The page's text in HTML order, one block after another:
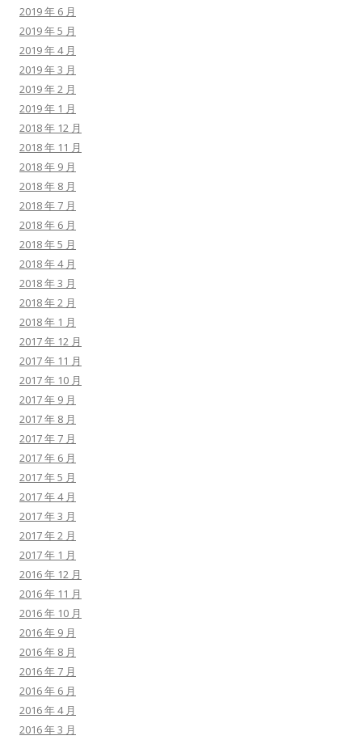
2019 年 6 月
2019 年 5 月
2019 年 4 月
2019 年 3 月
2019 年 2 月
2019 年 1 月
2018 年 12 月
2018 年 11 月
2018 年 9 月
2018 年 8 月
2018 年 7 月
2018 年 6 月
2018 年 5 月
2018 年 4 月
2018 年 3 月
2018 年 2 月
2018 年 1 月
2017 年 12 月
2017 年 11 月
2017 年 10 月
2017 年 9 月
2017 年 8 月
2017 年 7 月
2017 年 6 月
2017 年 5 月
2017 年 4 月
2017 年 3 月
2017 年 2 月
2017 年 1 月
2016 年 12 月
2016 年 11 月
2016 年 10 月
2016 年 9 月
2016 年 8 月
2016 年 7 月
2016 年 6 月
2016 年 4 月
2016 年 3 月